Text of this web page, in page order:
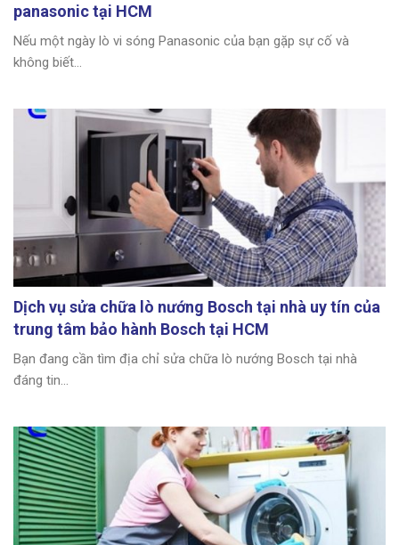
panasonic tại HCM
Nếu một ngày lò vi sóng Panasonic của bạn gặp sự cố và
không biết...
Dịch vụ sửa chữa lò nướng Bosch tại nhà uy tín của
trung tâm bảo hành Bosch tại HCM
Bạn đang cần tìm địa chỉ sửa chữa lò nướng Bosch tại nhà
đáng tin...